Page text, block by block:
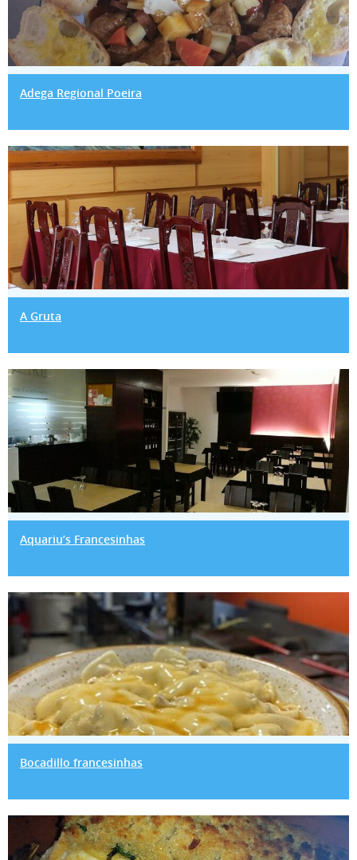
Adega Regional Poeira
A Gruta
A Gruta
Aquariu’s Francesinhas
Aquariu’s Francesinhas
Bocadillo francesinhas
Bocadillo francesinhas
Brouas